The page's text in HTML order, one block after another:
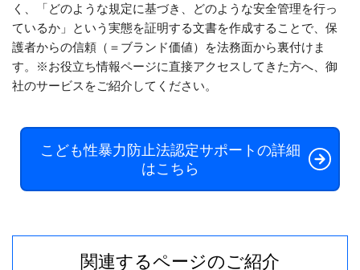
く、「どのような規定に基づき、どのような安全管理を行っ
ているか」という実態を証明する文書を作成することで、保
護者からの信頼（＝ブランド価値）を法務面から裏付けま
す。※お役立ち情報ページに直接アクセスしてきた方へ、御
社のサービスをご紹介してください。
こども性暴力防止法認定サポートの詳細
はこちら
関連するページのご紹介